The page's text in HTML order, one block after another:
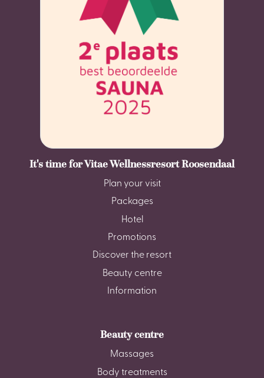
It's time for Vitae Wellnessresort Roosendaal
Plan your visit
Packages
Hotel
Promotions
Discover the resort
Beauty centre
Information
Beauty centre
Massages
Body treatments